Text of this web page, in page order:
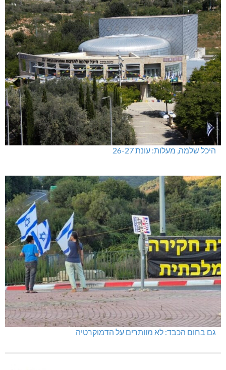
היכל שלמה, מעלות: עונת 26-27
גם בחום הכבד: לא מוותרים על הדמוקרטיה